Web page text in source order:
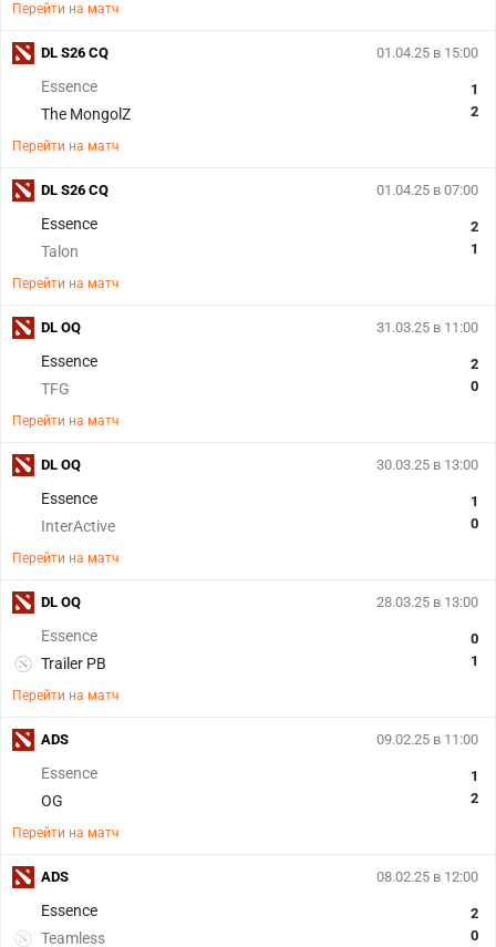
Перейти на матч
01.04.25 в 15:00
Essence
The MongolZ
1
2
Перейти на матч
DL S26 CQ
01.04.25 в 07:00
Essence
Talon
2
1
Перейти на матч
DL S26 CQ
31.03.25 в 11:00
Essence
TFG
2
0
Перейти на матч
DL OQ
30.03.25 в 13:00
Essence
InterActive
1
0
Перейти на матч
DL OQ
28.03.25 в 13:00
Essence
Trailer PB
0
1
Перейти на матч
DL OQ
09.02.25 в 11:00
Essence
OG
1
2
Перейти на матч
ADS
08.02.25 в 12:00
Essence
Teamless
2
0
ADS